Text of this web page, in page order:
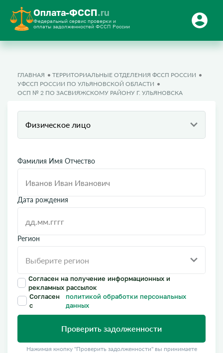
Оплата-ФССП.ru
Федеральный сервис проверки и
оплаты задолженностей ФССП России
ГЛАВНАЯ
ТЕРРИТОРИАЛЬНЫЕ ОТДЕЛЕНИЯ ФССП РОССИИ
УФССП РОССИИ ПО УЛЬЯНОВСКОЙ ОБЛАСТИ
ОСП № 2 ПО ЗАСВИЯЖСКОМУ РАЙОНУ Г. УЛЬЯНОВСКА
Физическое лицо
Фамилия Имя Отчество
Дата рождения
Регион
Согласен на получение информационных и
рекламных рассылок
Согласен
с
политикой обработки персональных
данных
Проверить задолженности
Нажимая кнопку "Проверить задолженности" вы принимаете